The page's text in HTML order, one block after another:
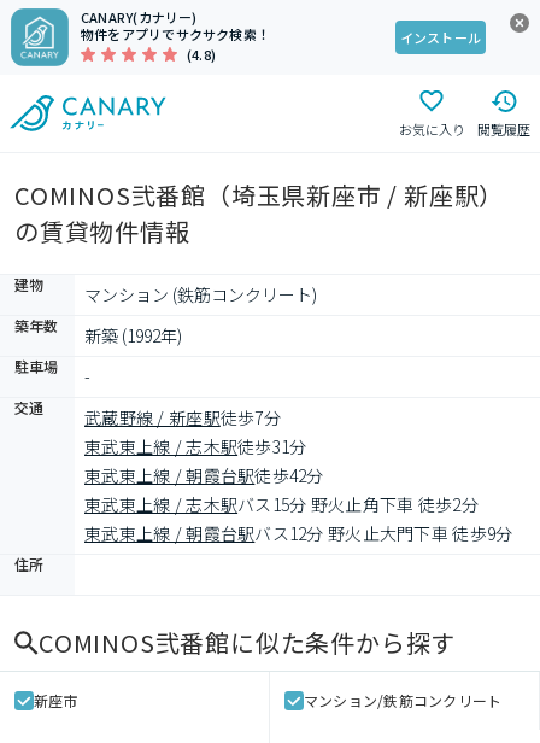
CANARY(カナリー)
物件をアプリでサクサク検索！
(4.8)
インストール
お気に入り 閲覧履歴
COMINOS弐番館（埼玉県新座市 / 新座駅）
の賃貸物件情報
建物 マンション (鉄筋コンクリート)
築年数 新築 (1992年)
駐車場 -
交通 武蔵野線 / 新座駅徒歩7分
東武東上線 / 志木駅徒歩31分
東武東上線 / 朝霞台駅徒歩42分
東武東上線 / 志木駅バス15分 野火止角下車 徒歩2分
東武東上線 / 朝霞台駅バス12分 野火止大門下車 徒歩9分
住所
COMINOS弐番館に似た条件から探す
新座市 マンション/鉄筋コンクリート